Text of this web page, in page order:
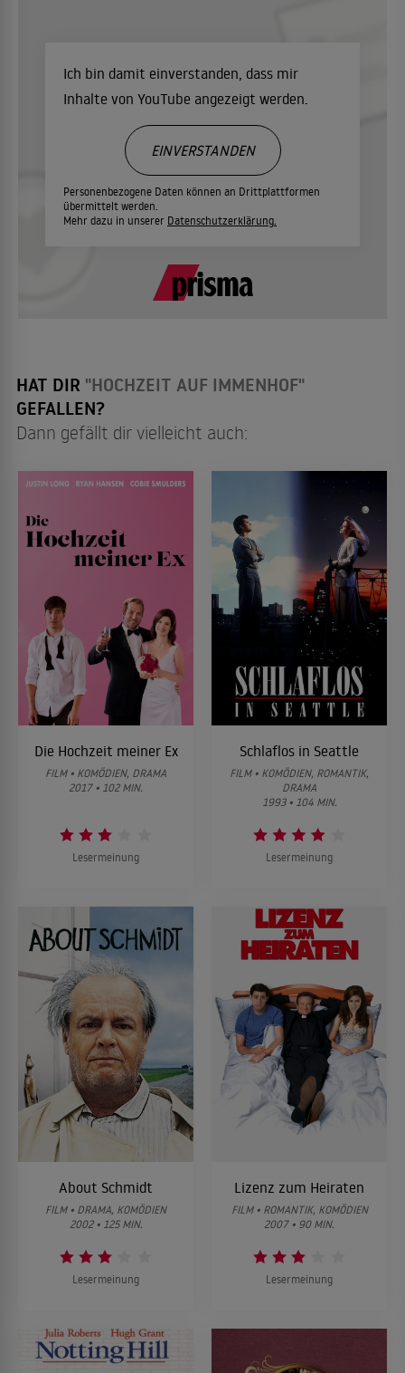
Ich bin damit einverstanden, dass mir
Inhalte von YouTube angezeigt werden.
Personenbezogene Daten können an Drittplattformen
übermittelt werden.
Mehr dazu in unserer Datenschutzerklärung.
EINVERSTANDEN
HAT DIR "HOCHZEIT AUF IMMENHOF"
GEFALLEN?
Dann gefällt dir vielleicht auch:
Die Hochzeit meiner Ex
FILM • KOMÖDIEN, DRAMA
2017 • 102 MIN.
Lesermeinung
Schlaflos in Seattle
FILM • KOMÖDIEN, ROMANTIK,
DRAMA
1993 • 104 MIN.
Lesermeinung
About Schmidt
FILM • DRAMA, KOMÖDIEN
2002 • 125 MIN.
Lesermeinung
Lizenz zum Heiraten
FILM • ROMANTIK, KOMÖDIEN
2007 • 90 MIN.
Lesermeinung